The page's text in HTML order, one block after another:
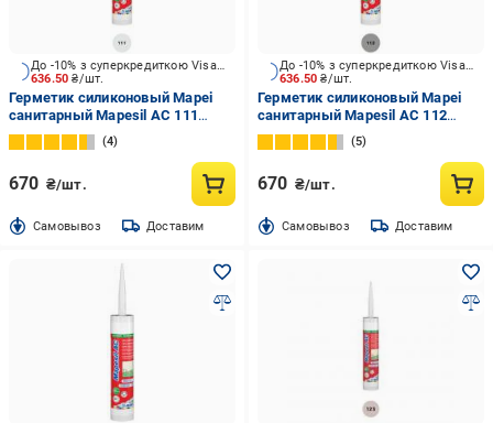
636.50₴/шт.
До -10% з суперкредиткою Visa Вигода
Герметик силиконовый Mapei
санитарный Mapesil AC 111
серебряно-серый 310 мл
4
670 ₴/шт.
Cамовывоз Доставим
636.50₴/шт.
До -10% з суперкредиткою Visa Вигода
Герметик силиконовый Mapei
санитарный Mapesil AC 112
Mapesil №112 серый 310 мл
5
670 ₴/шт.
Cамовывоз Доставим